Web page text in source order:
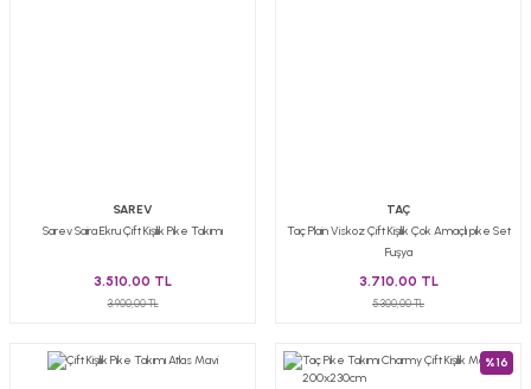
SAREV
Sarev Saira Ekru Çift Kişilik Pike Takımı
3.510,00 TL
3.900,00 TL
TAÇ
Taç Plain Viskoz Çift Kişilik Çok Amaçlı pike Set
Fuşya
3.710,00 TL
5.300,00 TL
%16